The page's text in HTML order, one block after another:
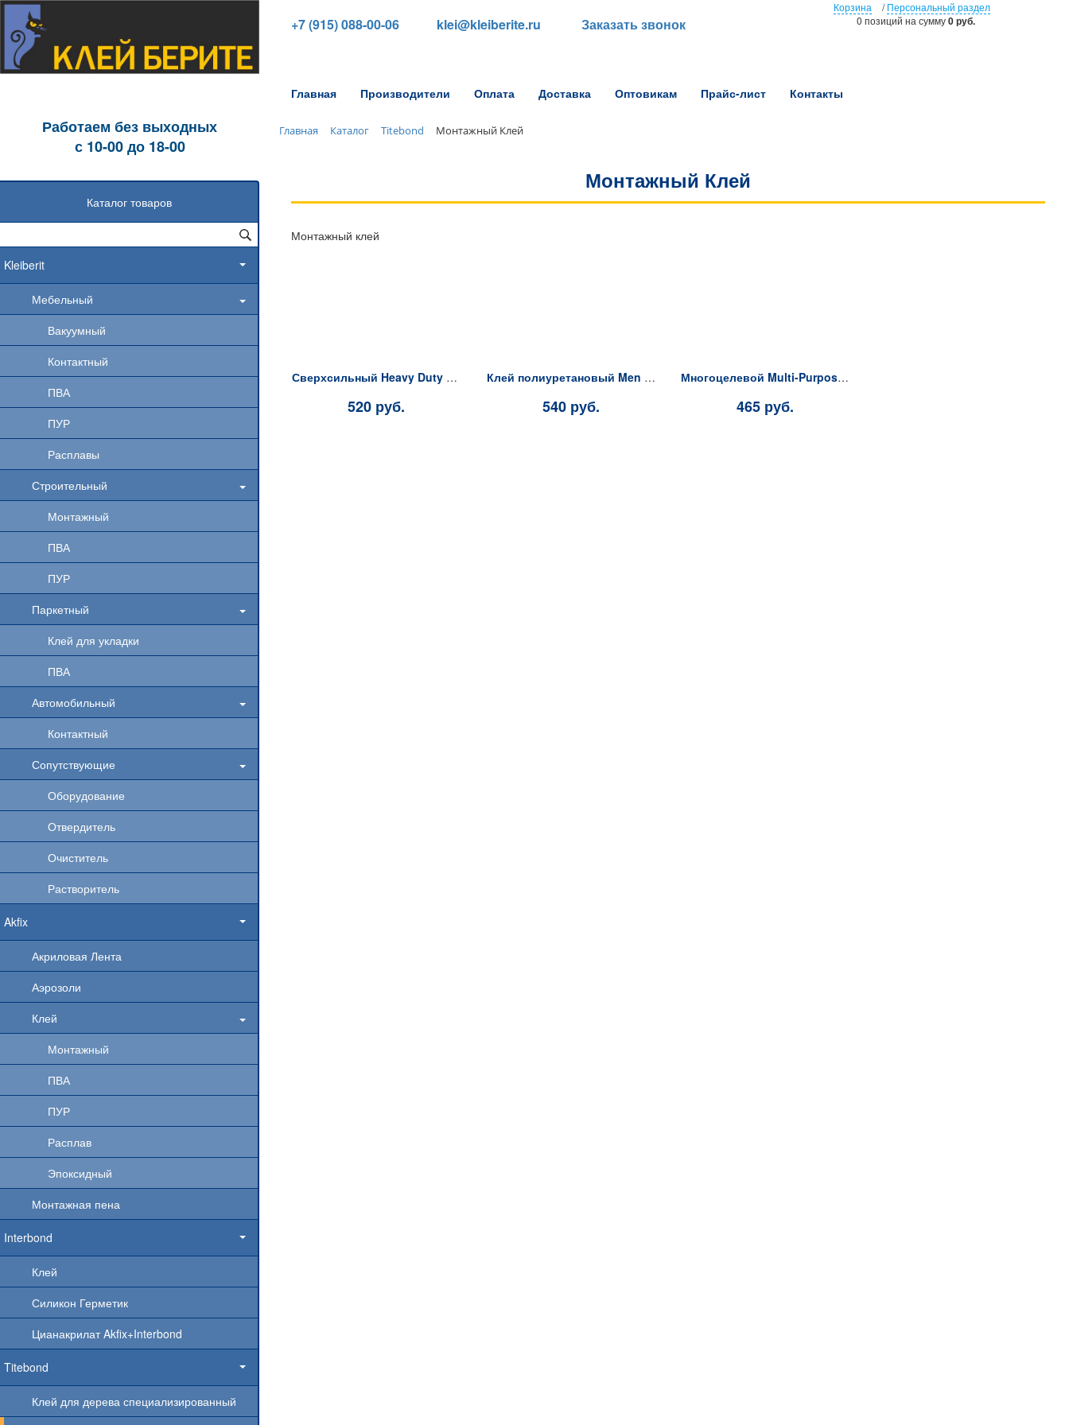
+7 (915) 088-00-06 klei@kleiberite.ru Заказать звонок
Корзина /Персональный раздел
0 позиций на сумму0 руб.
Главная Производители Оплата Доставка Оптовикам Прайс-лист Контакты
Работаем без выходных
с 10-00 до 18-00
Каталог товаров
Kleiberit
Мебельный
Вакуумный
Контактный
ПВА
ПУР
Расплавы
Строительный
Монтажный
ПВА
ПУР
Паркетный
Клей для укладки
ПВА
Автомобильный
Контактный
Сопутствующие
Оборудование
Отвердитель
Очиститель
Растворитель
Akfix
Акриловая Лента
Аэрозоли
Клей
Монтажный
ПВА
ПУР
Расплав
Эпоксидный
Монтажная пена
Interbond
Клей
Силикон Герметик
Цианакрилат Akfix+Interbond
Titebond
Клей для дерева специализированный
Главная Каталог Titebond Монтажный Клей
Монтажный Клей
Монтажный клей
Сверхсильный Heavy Duty (Желтая туба) , 296 мл
520 руб.
Клей полиуретановый Men at Work PUR универсальный 540 гр
540 руб.
Многоцелевой Multi-Purpose (Красная туба), 296 мл
465 руб.